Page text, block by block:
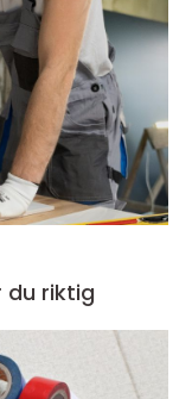
du riktig